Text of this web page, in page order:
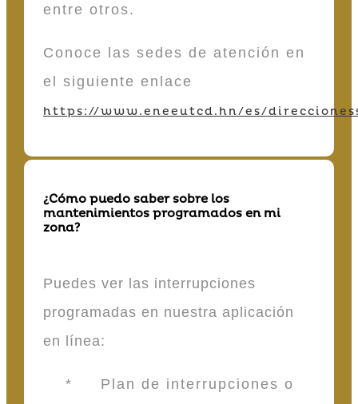
entre otros.
Conoce las sedes de atención en
el siguiente enlace
https://www.eneeutcd.hn/es/
¿Cómo puedo saber sobre los
mantenimientos programados en mi
zona?
Puedes ver las interrupciones
programadas en nuestra aplicación
en línea:
* Plan de interrupciones o